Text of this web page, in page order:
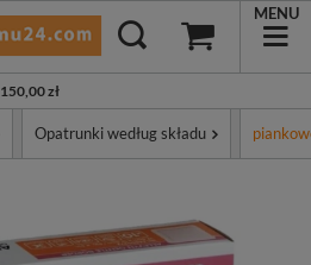
150,00 zł
MENU
Opatrunki według składu